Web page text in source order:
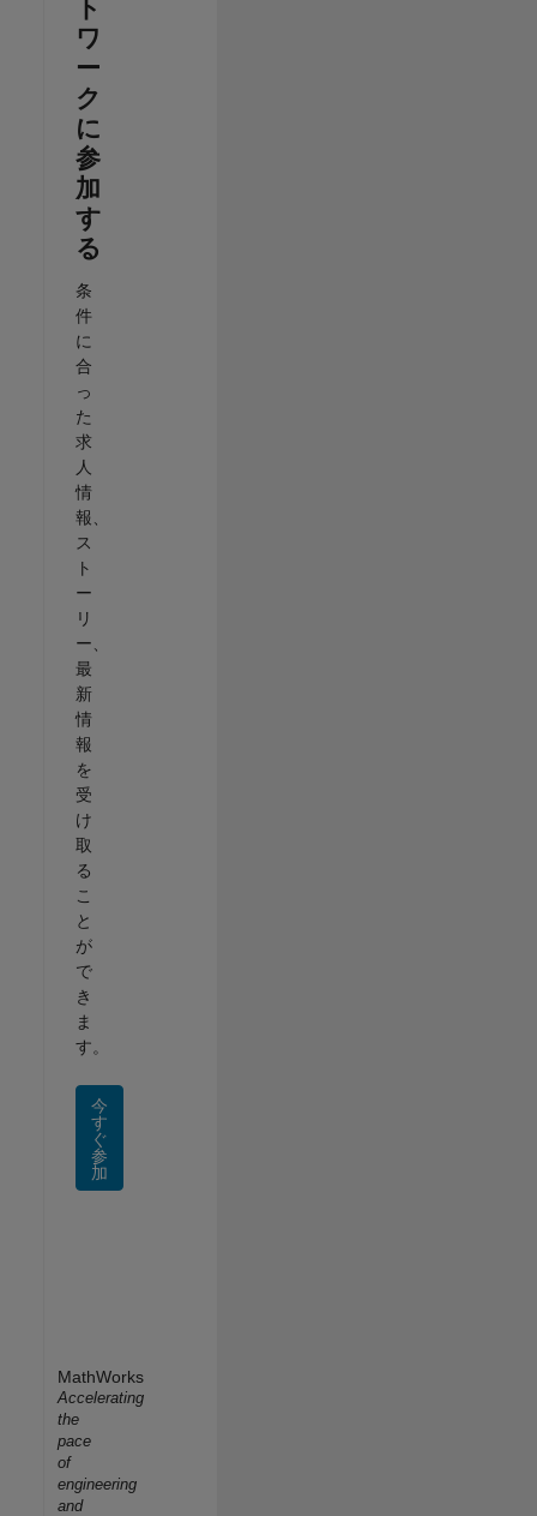
ト
ワ
ー
ク
に
参
加
す
る
条
件
に
合
っ
た
求
人
情
報、
ス
ト
ー
リ
ー、
最
新
情
報
を
受
け
取
る
こ
と
が
で
き
ま
す。
今
す
ぐ
参
加
MathWorks
Accelerating
the
pace
of
engineering
and